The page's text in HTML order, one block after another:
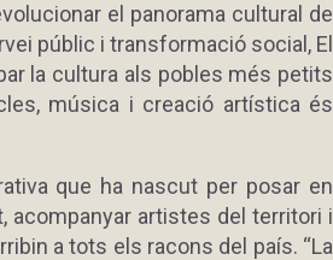
el panorama cultural de
públic i transformació social, El
la cultura als pobles més petits
música i creació artística és
que ha nascut per posar en
artistes del territori i
a tots els racons del país. “La